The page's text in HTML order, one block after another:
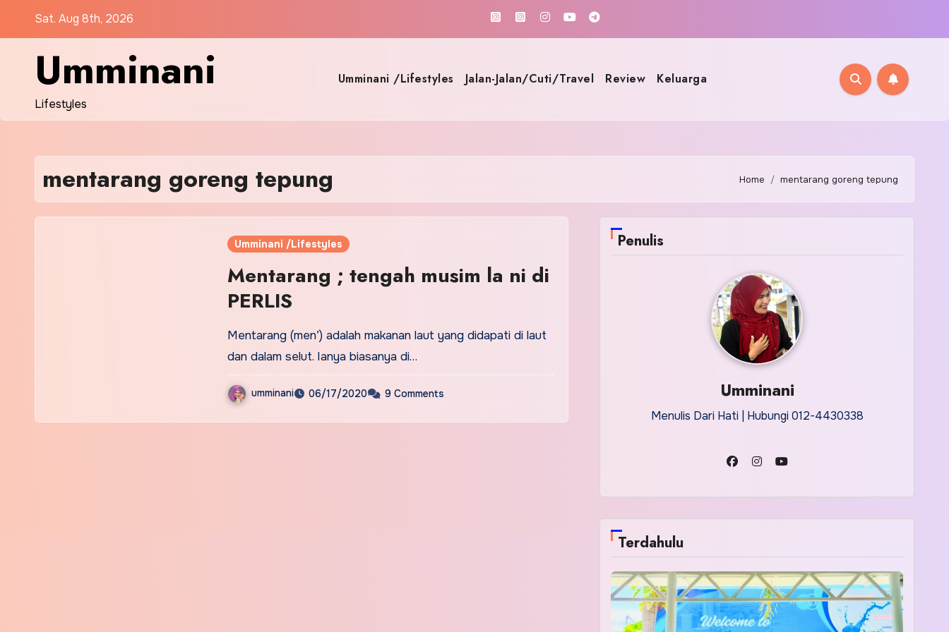
Sat. Aug 8th, 2026
Umminani
Lifestyles
Umminani /Lifestyles Jalan-Jalan/Cuti/Travel Review Keluarga
mentarang goreng tepung Home mentarang goreng tepung
Umminani /Lifestyles
Mentarang ; tengah musim la ni di
PERLIS
Mentarang (men’) adalah makanan laut yang didapati di laut
dan dalam selut. Ianya biasanya di…
umminani 06/17/2020 9 Comments
Penulis
Umminani
Menulis Dari Hati | Hubungi 012-4430338
Terdahulu